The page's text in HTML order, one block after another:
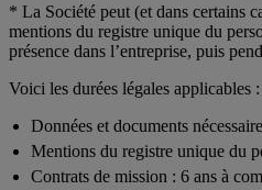
* La Société peut (et dans certains
mentions du registre unique du
présence dans l’entreprise, puis
Voici les durées légales applicables :
Données et documents
Mentions du registre unique du
Contrats de mission : 6 ans à